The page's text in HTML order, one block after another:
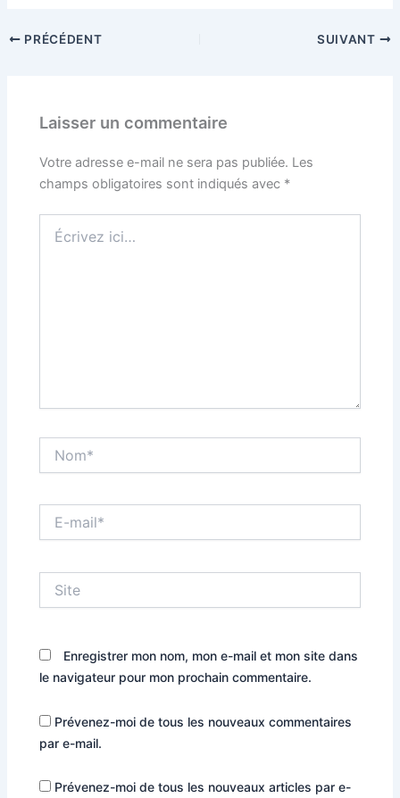
PRÉCÉDENT SUIVANT
Laisser un commentaire
Votre adresse e-mail ne sera pas publiée. Les
champs obligatoires sont indiqués avec *
ici…
mail*
Enregistrer mon nom, mon e-mail et mon site dans
le navigateur pour mon prochain commentaire.
Prévenez-moi de tous les nouveaux commentaires
par e-mail.
Prévenez-moi de tous les nouveaux articles par e-